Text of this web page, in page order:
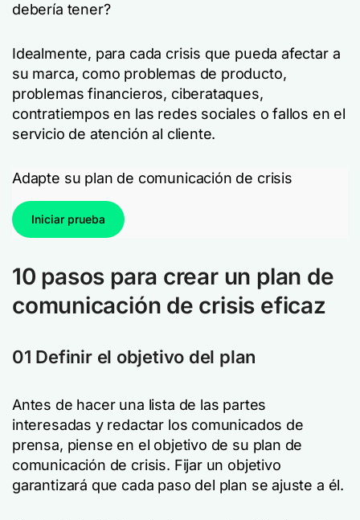
debería tener?
Idealmente, para cada crisis que pueda afectar a
su marca, como problemas de producto,
problemas financieros, ciberataques,
contratiempos en las redes sociales o fallos en el
servicio de atención al cliente.
Adapte su plan de comunicación de crisis
Iniciar prueba
10 pasos para crear un plan de
comunicación de crisis eficaz
01 Definir el objetivo del plan
Antes de hacer una lista de las partes
interesadas y redactar los comunicados de
prensa, piense en el objetivo de su plan de
comunicación de crisis. Fijar un objetivo
garantizará que cada paso del plan se ajuste a él.